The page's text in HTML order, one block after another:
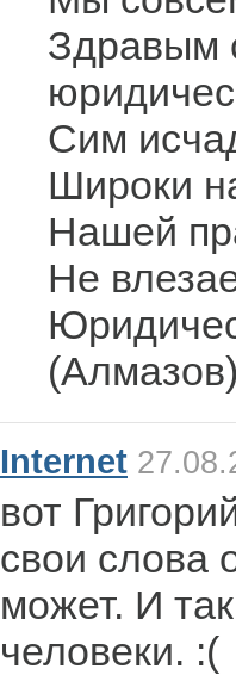
Здравым
Сим
Широки
Нашей
Не
Internet
вот
свои слова
может. И
человеки. :(